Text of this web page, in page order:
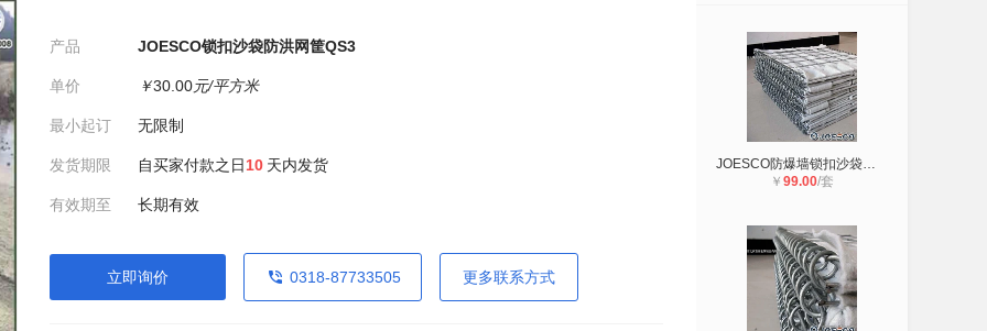
产品 JOESCO锁扣沙袋防洪网筐QS3
单价 ￥30.00元/平方米
最小起订 无限制
发货期限 自买家付款之日10 天内发货
有效期至 长期有效
立即询价 0318-87733505 更多联系方式
JOESCO防爆墙锁扣沙袋防爆笼支持定制
￥ 99.00/套